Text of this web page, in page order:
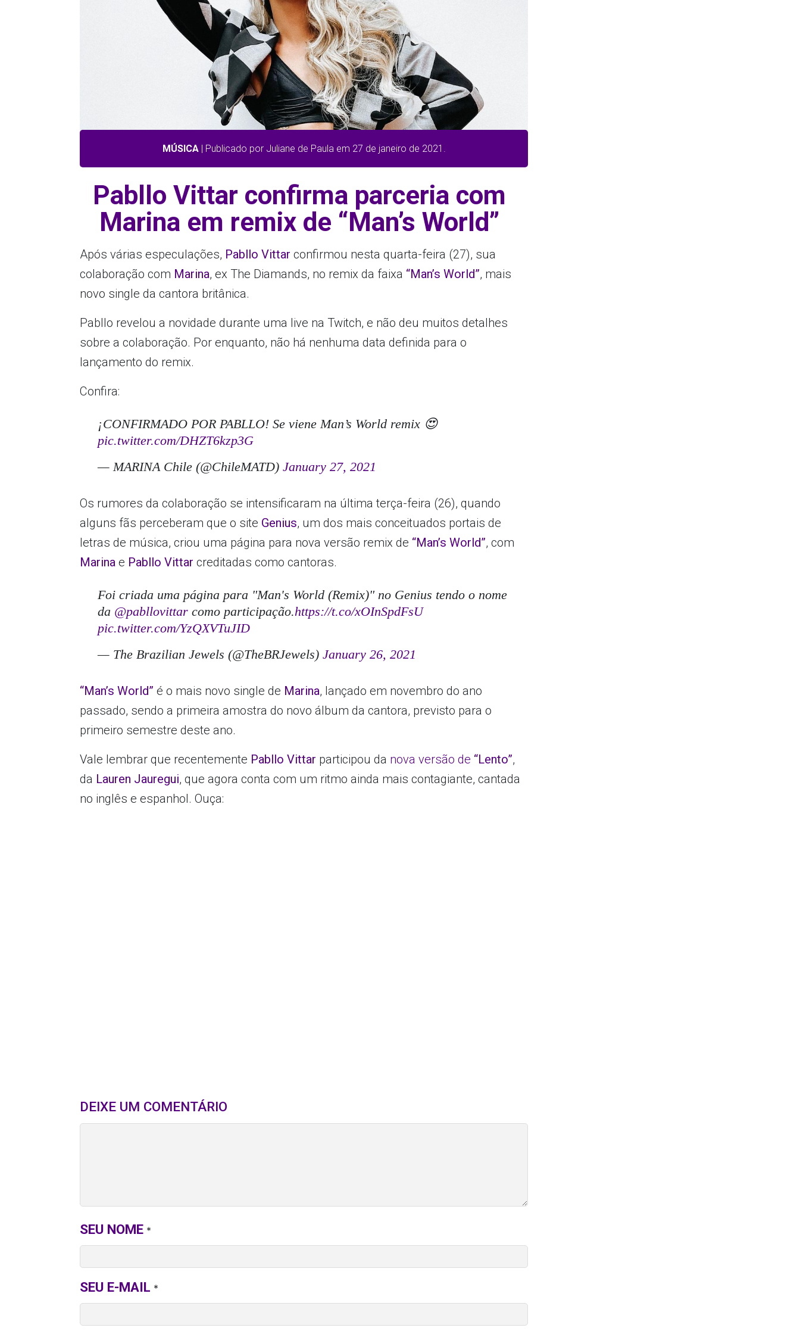
MÚSICA| Publicado por Juliane de Paula em 27 de janeiro de 2021.
Pabllo Vittar confirma parceria com
Marina em remix de “Man’s World”
Após várias especulações, Pabllo Vittar confirmou nesta quarta-feira (27), sua
colaboração com Marina, ex The Diamands, no remix da faixa “Man’s World”, mais
novo single da cantora britânica.
Pabllo revelou a novidade durante uma live na Twitch, e não deu muitos detalhes
sobre a colaboração. Por enquanto, não há nenhuma data definida para o
lançamento do remix.
Confira:
¡CONFIRMADO POR PABLLO! Se viene Man’s World remix 😍
pic.twitter.com/DHZT6kzp3G
— MARINA Chile (@ChileMATD)January 27, 2021
Os rumores da colaboração se intensificaram na última terça-feira (26), quando
alguns fãs perceberam que o site Genius, um dos mais conceituados portais de
letras de música, criou uma página para nova versão remix de “Man’s World”, com
Marina e Pabllo Vittarcreditadas como cantoras.
Foi criada uma página para "Man's World (Remix)" no Genius tendo o nome
da @pabllovittar como participação.https://t.co/xOInSpdFsU
pic.twitter.com/YzQXVTuJID
— The Brazilian Jewels (@TheBRJewels)January 26, 2021
“Man’s World”é o mais novo single de Marina, lançado em novembro do ano
passado, sendo a primeira amostra do novo álbum da cantora, previsto para o
primeiro semestre deste ano.
Vale lembrar que recentemente Pabllo Vittar participou da nova versão de “Lento”,
da Lauren Jauregui, que agora conta com um ritmo ainda mais contagiante, cantada
no inglês e espanhol. Ouça:
DEIXE UM COMENTÁRIO
SEU NOME *
SEU E-MAIL *